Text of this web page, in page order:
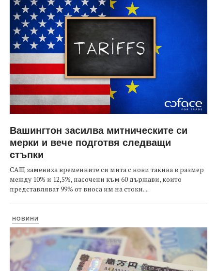
Вашингтон засилва митническите си
мерки и вече подготвя следващи
стъпки
САЩ замениха временните си мита с нови такива в размер
между 10% и 12,5%, насочени към 60 държави, които
представляват 99% от вноса им на стоки....
НОВИНИ